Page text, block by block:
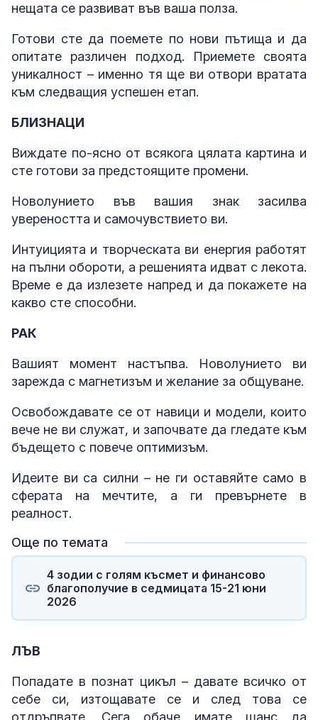
нещата се развиват във ваша полза.
Готови сте да поемете по нови пътища и да
опитате различен подход. Приемете своята
уникалност – именно тя ще ви отвори вратата
към следващия успешен етап.
БЛИЗНАЦИ
Виждате по-ясно от всякога цялата картина и
сте готови за предстоящите промени.
Новолунието във вашия знак засилва
увереността и самочувствието ви.
Интуицията и творческата ви енергия работят
на пълни обороти, а решенията идват с лекота.
Време е да излезете напред и да покажете на
какво сте способни.
РАК
Вашият момент настъпва. Новолунието ви
зарежда с магнетизъм и желание за общуване.
Освобождавате се от навици и модели, които
вече не ви служат, и започвате да гледате към
бъдещето с повече оптимизъм.
Идеите ви са силни – не ги оставяйте само в
сферата на мечтите, а ги превърнете в
реалност.
Още по темата
4 зодии с голям късмет и финансово
благополучие в седмицата 15-21 юни
2026
ЛЪВ
Попадате в познат цикъл – давате всичко от
себе си, изтощавате се и след това се
отдръпвате. Сега обаче имате шанс да